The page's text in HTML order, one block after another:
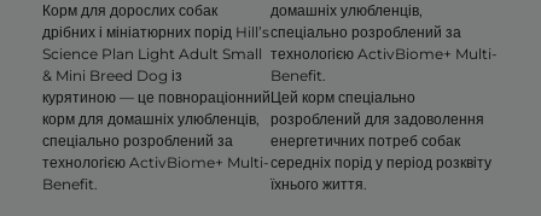
Корм для дорослих собак
дрібних і мініатюрних порід Hill’s
Science Plan Light Adult Small
& Mini Breed Dog із
курятиною — це повнораціонний
корм для домашніх улюбленців,
спеціально розроблений за
технологією ActivBiome+ Multi-
Benefit.
домашніх улюбленців,
спеціально розроблений за
технологією ActivBiome+ Multi-
Benefit.
Цей корм спеціально
розроблений для задоволення
енергетичних потреб собак
середніх порід у період розквіту
їхнього життя.